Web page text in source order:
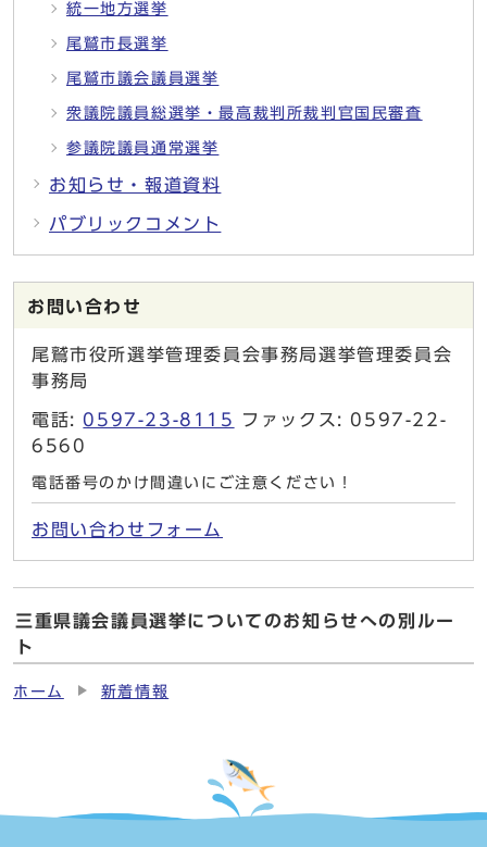
統一地方選挙
尾鷲市長選挙
尾鷲市議会議員選挙
衆議院議員総選挙・最高裁判所裁判官国民審査
参議院議員通常選挙
お知らせ・報道資料
パブリックコメント
お問い合わせ
尾鷲市役所選挙管理委員会事務局選挙管理委員会
事務局
電話: 0597-23-8115
ファックス: 0597-22-
6560
電話番号のかけ間違いにご注意ください！
お問い合わせフォーム
三重県議会議員選挙についてのお知らせへの別ルー
ト
ホーム 新着情報